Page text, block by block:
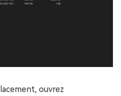
ouvrez